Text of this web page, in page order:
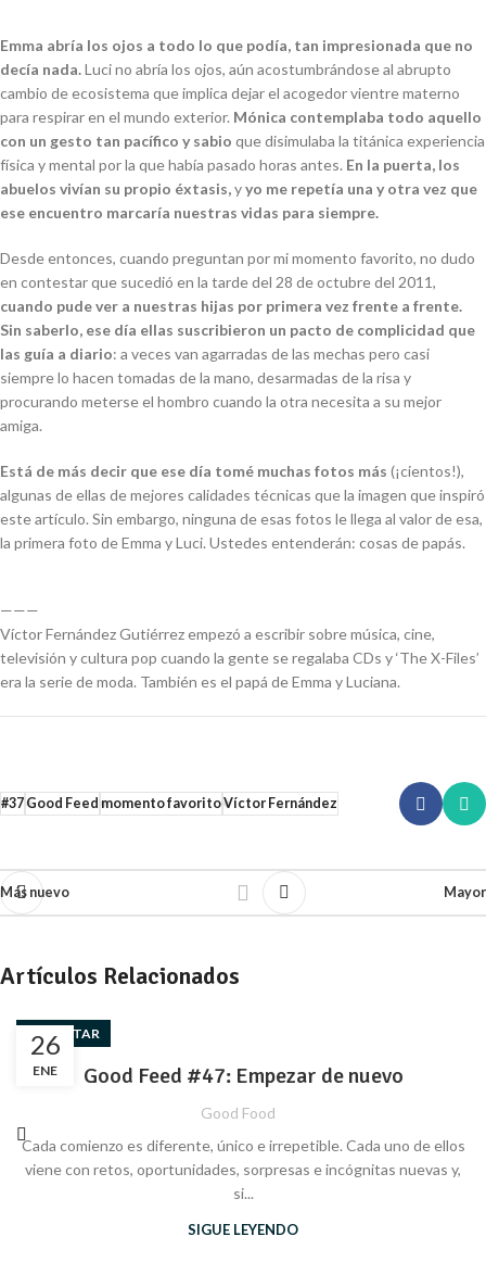
Emma abría los ojos a todo lo que podía, tan impresionada que no
decía nada.Luci no abría los ojos, aún acostumbrándose al abrupto
cambio de ecosistema que implica dejar el acogedor vientre materno
para respirar en el mundo exterior. Mónica contemplaba todo aquello
con un gesto tan pacífico y sabio que disimulaba la titánica experiencia
física ymental por la que había pasado horas antes. En la puerta, los
abuelos vivían su propio éxtasis,yyo me repetía una y otra vez que
ese encuentro marcaría nuestras vidas para siempre.
Desde entonces, cuando preguntan por mi momento favorito, no dudo
en contestar que sucedió en la tarde del 28 de octubre del 2011,
cuando pude ver a nuestras hijas por primera vez frente a frente.
Sin saberlo, ese día ellas suscribieron un pacto de complicidad que
las guía a diario: a veces van agarradas de las mechas pero casi
siempre lo hacen tomadas de la mano, desarmadas de la risa y
procurando meterse el hombro cuando la otra necesita a su mejor
amiga.
Está de más decir que ese día tomé muchas fotos más (¡cientos!),
algunas de ellas demejores calidades técnicas que la imagen que inspiró
este artículo. Sin embargo, ninguna de esas fotos le llega al valor de esa,
la primera foto de Emma y Luci. Ustedes entenderán: cosas de papás.
———
Víctor Fernández Gutiérrez empezó a escribir sobre música, cine,
televisión y cultura pop cuando la gente se regalaba CDs y ‘The X-Files’
era la serie de moda. También es el papá de Emma y Luciana.
#37Good Feed momento favoritoVíctor Fernández
Más nuevo Mayor
Artículos Relacionados
26
ENE
BIENESTAR
Good Feed #47: Empezar de nuevo
Good Food
Cada comienzo es diferente, único e irrepetible. Cada uno de ellos
viene con retos, oportunidades, sorpresas e incógnitas nuevas y,
si...
SIGUE LEYENDO